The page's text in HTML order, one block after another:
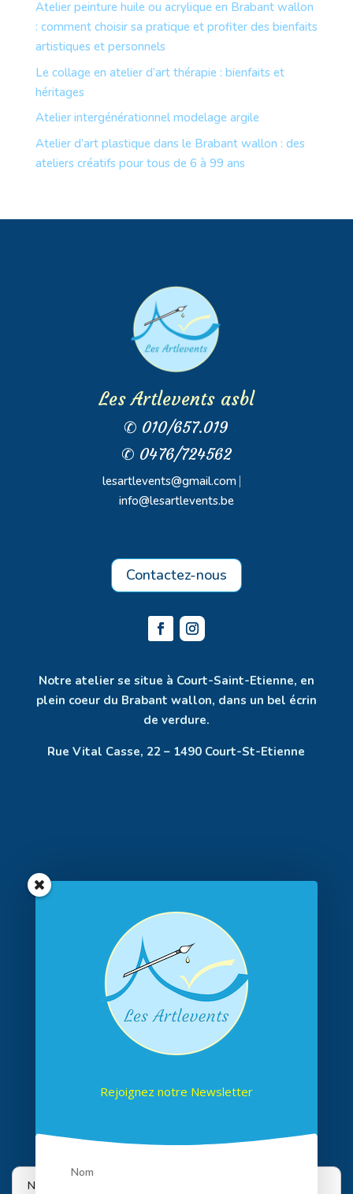
Atelier peinture huile ou acrylique en Brabant wallon
: comment choisir sa pratique et profiter des bienfaits
artistiques et personnels
Le collage en atelier d’art thérapie : bienfaits et
héritages
Atelier intergénérationnel modelage argile
Atelier d’art plastique dans le Brabant wallon : des
ateliers créatifs pour tous de 6 à 99 ans
Les Artlevents asbl
✆ 010/657.019
✆ 0476/724562
lesartlevents@gmail.com ⎸
info@lesartlevents.be
Contactez-nous
Notre atelier se situe à Court-Saint-Etienne, en
plein coeur du Brabant wallon, dans un bel écrin
de verdure.
Rue Vital Casse, 22 – 1490 Court-St-Etienne
Suivez-nous sur les réseaux
Rejoignez notre Newsletter
Nous utilisons des cookies pour vous offrir la meilleure